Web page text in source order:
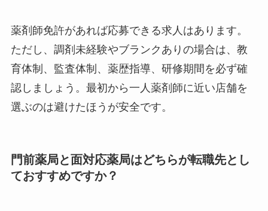
薬剤師免許があれば応募できる求人はあります。
ただし、調剤未経験やブランクありの場合は、教
育体制、監査体制、薬歴指導、研修期間を必ず確
認しましょう。最初から一人薬剤師に近い店舗を
選ぶのは避けたほうが安全です。
門前薬局と面対応薬局はどちらが転職先とし
ておすすめですか？